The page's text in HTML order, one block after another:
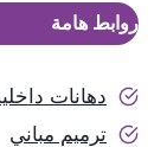
روابط هامة
دهانات
ترميم مباني